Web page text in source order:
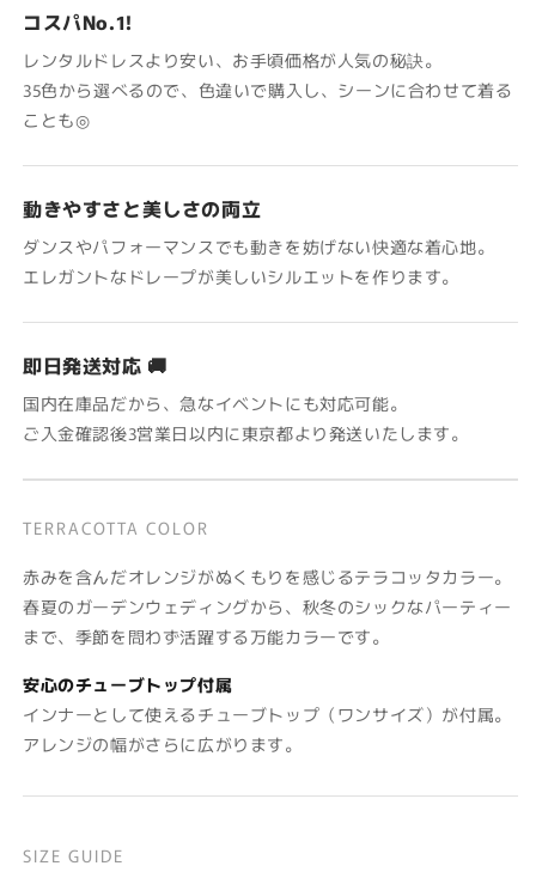
コスパNo.1!
レンタルドレスより安い、お手頃価格が人気の秘訣。
35色から選べるので、色違いで購入し、シーンに合わせて着る
ことも◎
動きやすさと美しさの両立
ダンスやパフォーマンスでも動きを妨げない快適な着心地。
エレガントなドレープが美しいシルエットを作ります。
即日発送対応 🚚
国内在庫品だから、急なイベントにも対応可能。
ご入金確認後3営業日以内に東京都より発送いたします。
TERRACOTTA COLOR
赤みを含んだオレンジがぬくもりを感じるテラコッタカラー。
春夏のガーデンウェディングから、秋冬のシックなパーティー
まで、季節を問わず活躍する万能カラーです。
安心のチューブトップ付属
インナーとして使えるチューブトップ（ワンサイズ）が付属。
アレンジの幅がさらに広がります。
SIZE GUIDE